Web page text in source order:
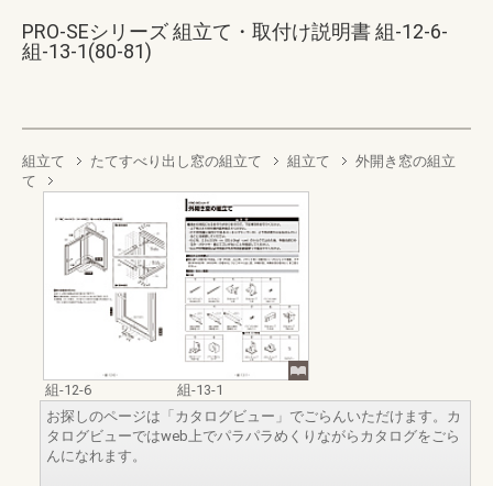
PRO-SEシリーズ 組立て・取付け説明書 組-12-6-
組-13-1(80-81)
組立て たてすべり出し窓の組立て 組立て
外開き窓の組立
て
組-12-6
組-13-1
お探しのページは「カタログビュー」でごらんいただけます。カ
タログビューではweb上でパラパラめくりながらカタログをごら
んになれます。